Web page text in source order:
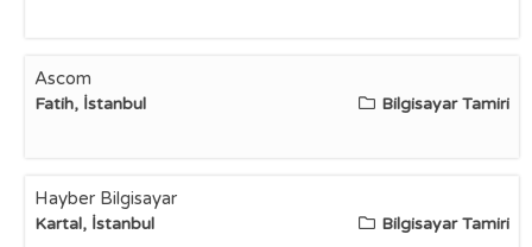
Ascom
Fatih, İstanbul Bilgisayar Tamiri
Hayber Bilgisayar
Kartal, İstanbul Bilgisayar Tamiri